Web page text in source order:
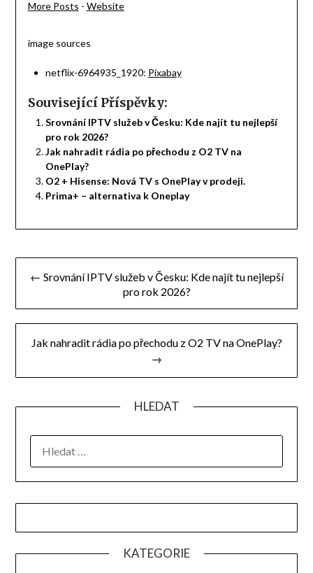
More Posts - Website
image sources
netflix-6964935_1920: Pixabay
Související Příspěvky:
Srovnání IPTV služeb v Česku: Kde najít tu nejlepší
pro rok 2026?
Jak nahradit rádia po přechodu z O2 TV na
OnePlay?
O2 + Hisense: Nová TV s OnePlay v prodeji.
Prima+ – alternativa k Oneplay
Navigace
příspěvek
← Srovnání IPTV služeb v Česku: Kde najít tu nejlepší
pro rok 2026?
Jak nahradit rádia po přechodu z O2 TV na OnePlay?
→
HLEDAT
KATEGORIE